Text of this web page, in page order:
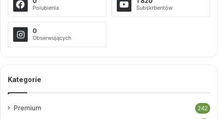
Polubienia Subskrbentów
0
Obserwujących
Kategorie
Premium 242